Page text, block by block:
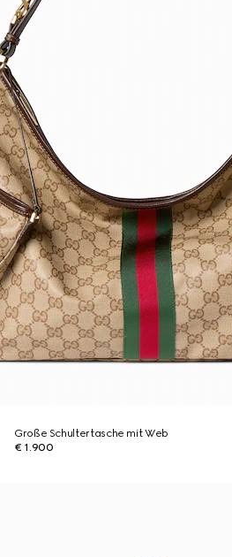
Große Schultertasche mit Web
€ 1.900